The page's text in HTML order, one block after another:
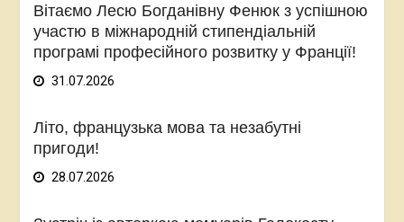
Вітаємо Лесю Богданівну Фенюк з успішною
участю в міжнародній стипендіальній
програмі професійного розвитку у Франції!
31.07.2026
Літо, французька мова та незабутні
пригоди!
28.07.2026